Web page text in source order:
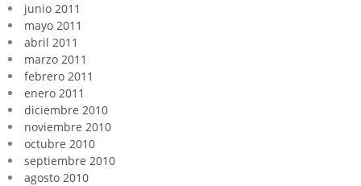
junio 2011
mayo 2011
abril 2011
marzo 2011
febrero 2011
enero 2011
diciembre 2010
noviembre 2010
octubre 2010
septiembre 2010
agosto 2010